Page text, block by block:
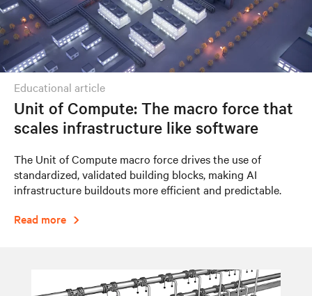
educational article
Unit of Compute: The macro force that
scales infrastructure like software
The Unit of Compute macro force drives the use of
standardized, validated building blocks, making AI
infrastructure buildouts more efficient and predictable.
Read more